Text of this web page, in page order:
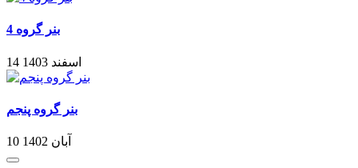
بنر گروه 4
14 اسفند 1403
بنر گروه پنجم
10 آبان 1402